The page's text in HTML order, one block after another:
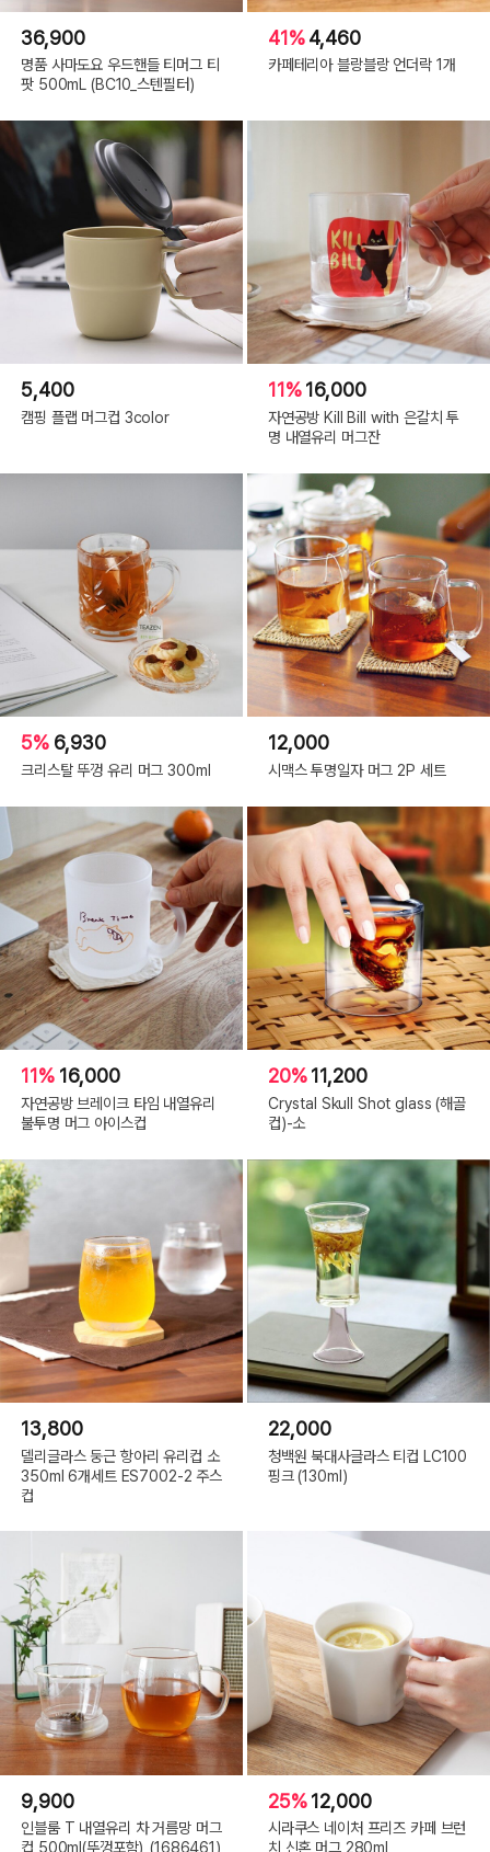
36,900
명품 사마도요 우드핸들 티머그 티
팟 500mL (BC10_스텐필터)
41%4,460
카페테리아 블랑블랑 언더락 1개
5,400
캠핑 플랩 머그컵 3color
11%16,000
자연공방 Kill Bill with 은갈치 투
명 내열유리 머그잔
5% 6,930
크리스탈 뚜껑 유리 머그 300ml
12,000
시맥스 투명일자 머그 2P 세트
11% 16,000
자연공방 브레이크 타임 내열유리
불투명 머그 아이스컵
20%11,200
Crystal Skull Shot glass (해골
컵)-소
13,800
델리글라스 둥근 항아리 유리컵 소
350ml 6개세트 ES7002-2 주스
컵
22,000
청백원 북대사글라스 티컵 LC100
핑크 (130ml)
9,900
인블룸 T 내열유리 차 거름망 머그
컵 500ml(뚜껑포함)_(1686461)
25%12,000
시라쿠스 네이처 프리즈 카페 브런
치 신혼 머그 280ml